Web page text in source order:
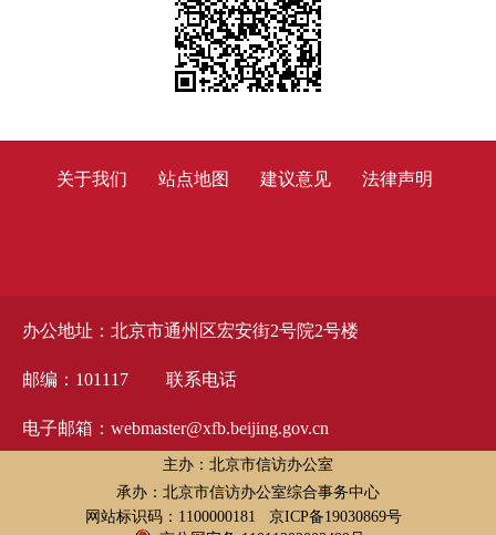
办公地址：北京市通州区宏安街2号院2号楼
邮编：101117 联系电话
电子邮箱：webmaster@xfb.beijing.gov.cn
关于我们 站点地图 建议意见 法律声明
主办：北京市信访办公室
承办：北京市信访办公室综合事务中心
网站标识码：1100000181 京ICP备19030869号